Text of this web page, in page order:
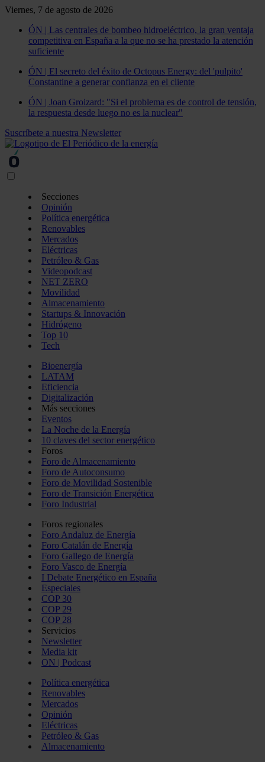
Viernes, 7 de agosto de 2026
ÓN | Las centrales de bombeo hidroeléctrico, la gran ventaja
competitiva en España a la que no se ha prestado la atención
suficiente
ÓN | El secreto del éxito de Octopus Energy: del 'pulpito'
Constantine a generar confianza en el cliente
ÓN | Joan Groizard: "Si el problema es de control de tensión,
la respuesta desde luego no es la nuclear"
Suscríbete a nuestra Newsletter
Secciones
Opinión
Política energética
Renovables
Mercados
Eléctricas
Petróleo & Gas
Videopodcast
NET ZERO
Movilidad
Almacenamiento
Startups & Innovación
Hidrógeno
Top 10
Tech
Bioenergía
LATAM
Eficiencia
Digitalización
Más secciones
Eventos
La Noche de la Energía
10 claves del sector energético
Foros
Foro de Almacenamiento
Foro de Autoconsumo
Foro de Movilidad Sostenible
Foro de Transición Energética
Foro Industrial
Foros regionales
Foro Andaluz de Energía
Foro Catalán de Energía
Foro Gallego de Energía
Foro Vasco de Energía
I Debate Energético en España
Especiales
COP 30
COP 29
COP 28
Servicios
Newsletter
Media kit
ON | Podcast
Política energética
Renovables
Mercados
Opinión
Eléctricas
Petróleo & Gas
Almacenamiento